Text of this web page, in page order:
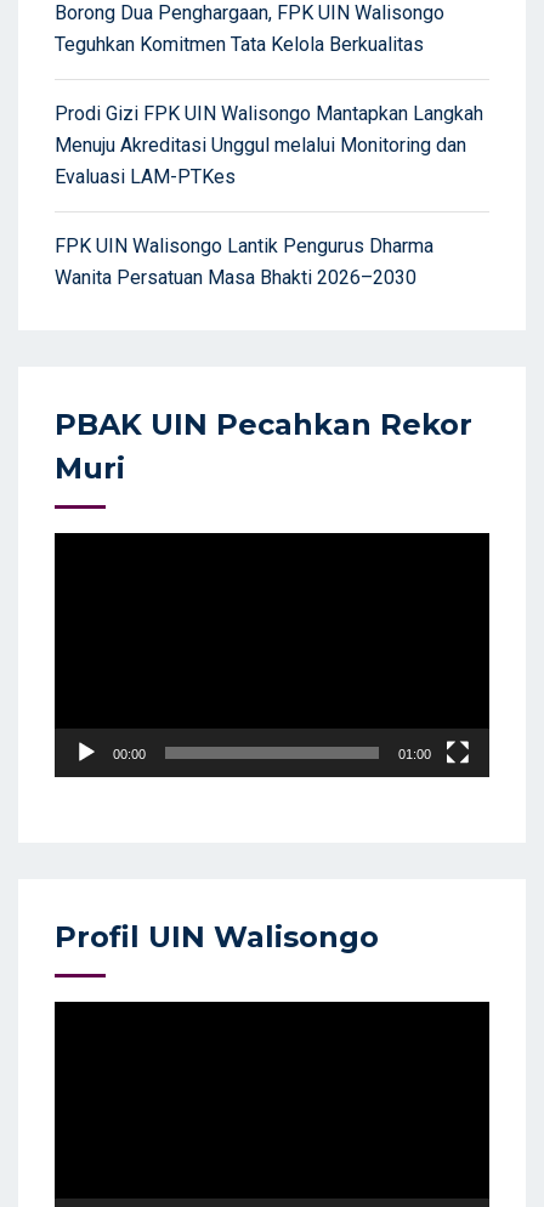
Borong Dua Penghargaan, FPK UIN Walisongo
Teguhkan Komitmen Tata Kelola Berkualitas
Prodi Gizi FPK UIN Walisongo Mantapkan Langkah
Menuju Akreditasi Unggul melalui Monitoring dan
Evaluasi LAM-PTKes
FPK UIN Walisongo Lantik Pengurus Dharma
Wanita Persatuan Masa Bhakti 2026–2030
PBAK UIN Pecahkan Rekor
Muri
00:00 01:00
Profil UIN Walisongo